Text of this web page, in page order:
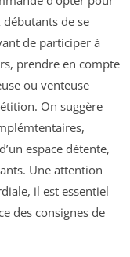
de se
de participer à
prendre en compte
ou venteuse
On suggère
espace détente,
Une attention
il est essentiel
des consignes de